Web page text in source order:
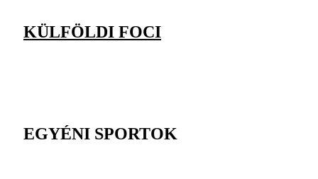
KÜLFÖLDI FOCI
EGYÉNI SPORTOK